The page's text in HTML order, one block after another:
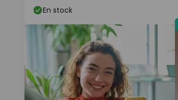
En stock